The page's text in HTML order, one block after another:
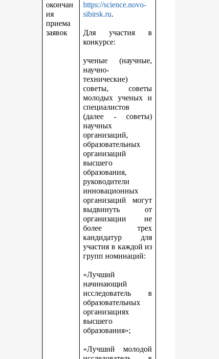
окончан
ия
приема
заявок
https://science.novo-
sibirsk.ru.
Для участия в
конкурсе:
ученые (научные,
научно-
технические)
советы, советы
молодых ученых и
специалистов
(далее - советы)
научных
организаций,
образовательных
организаций
высшего
образования,
руководители
инновационных
организаций могут
выдвинуть от
организации не
более трех
кандидатур для
участия в каждой из
групп номинаций:
«Лучший
начинающий
исследователь в
образовательных
организациях
высшего
образования»;
«Лучший молодой